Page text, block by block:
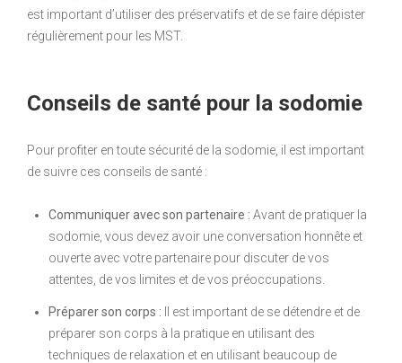
est important d’utiliser des préservatifs et de se faire dépister
régulièrement pour les MST.
Conseils de santé pour la sodomie
Pour profiter en toute sécurité de la sodomie, il est important
de suivre ces conseils de santé :
Communiquer avec son partenaire : Avant de pratiquer la
sodomie, vous devez avoir une conversation honnête et
ouverte avec votre partenaire pour discuter de vos
attentes, de vos limites et de vos préoccupations.
Préparer son corps : Il est important de se détendre et de
préparer son corps à la pratique en utilisant des
techniques de relaxation et en utilisant beaucoup de